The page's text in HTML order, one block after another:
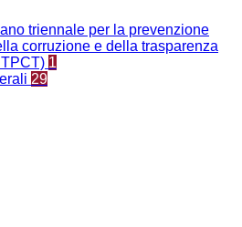
triennale per la prevenzione
corruzione e della trasparenza
1
29